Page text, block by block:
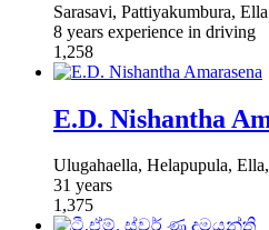
Sarasavi, Pattiyakumbura, Ella
8 years experience in driving
1,258
E.D. Nishantha
Ulugahaella, Helapupula,
31 years
1,375